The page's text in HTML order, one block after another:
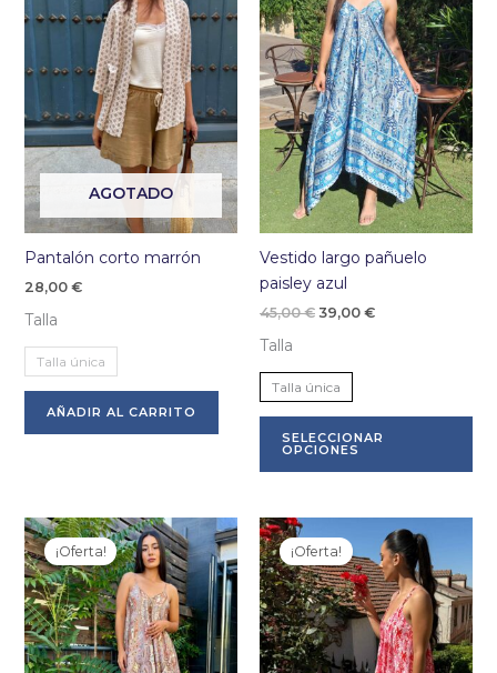
AGOTADO
Pantalón corto marrón
28,00 €
Talla
Talla única
AÑADIR AL CARRITO
Este
producto
múltiples
Las
opciones
se
pueden
elegir
en
Vestido largo pañuelo
paisley azul
45,00€ El
45,00 €.
39,00 €El
Talla
Talla única
SELECCIONAR
OPCIONES
se
¡Oferta! ¡Oferta!